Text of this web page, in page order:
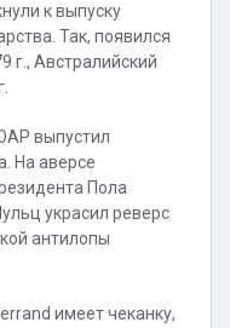
к выпуску
Так, появился
г., Австралийский
выпустил
На аверсе
Пола
украсил реверс
антилопы
имеет чеканку,